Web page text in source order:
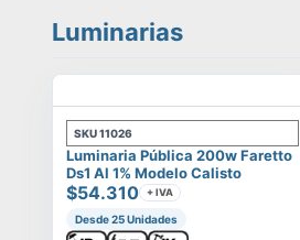
Luminarias
SKU11026
Luminaria Pública 200w Faretto
Ds1 Al 1% Modelo Calisto
$54.310 + IVA
Desde 25 Unidades